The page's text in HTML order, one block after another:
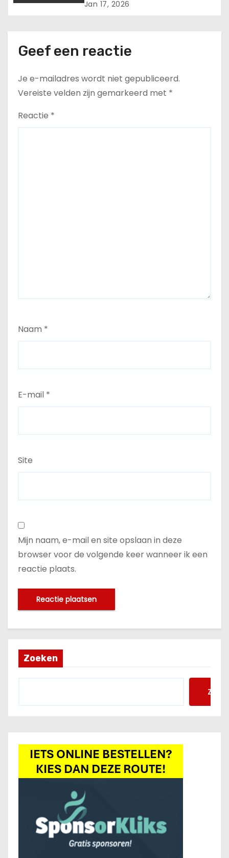
a
i
e
Jan 17, 2026
Geef een reactie
Je e-mailadres wordt niet gepubliceerd.
Vereiste velden zijn gemarkeerd met *
Reactie *
Naam *
E-mail *
Site
Mijn naam, e-mail en site opslaan in deze
browser voor de volgende keer wanneer ik een
reactie plaats.
Zoeken